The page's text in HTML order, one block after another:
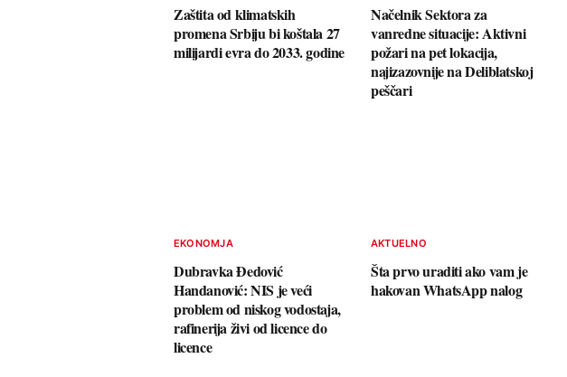
Zaštita od klimatskih
promena Srbiju bi koštala 27
milijardi evra do 2033. godine
Načelnik Sektora za
vanredne situacije: Aktivni
požari na pet lokacija,
najizazovnije na Deliblatskoj
peščari
EKONOMJA
Dubravka Đedović
Handanović: NIS je veći
problem od niskog vodostaja,
rafinerija živi od licence do
licence
AKTUELNO
Šta prvo uraditi ako vam je
hakovan WhatsApp nalog